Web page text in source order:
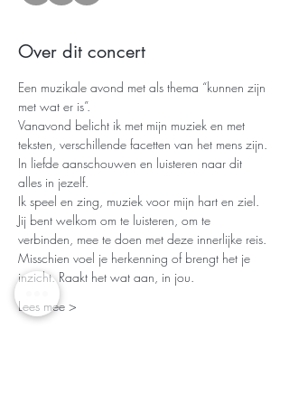
Over dit concert
Een muzikale avond met als thema “kunnen zijn
met wat er is”.
Vanavond belicht ik met mijn muziek en met
teksten, verschillende facetten van het mens zijn.
In liefde aanschouwen en luisteren naar dit
alles in jezelf.
Ik speel en zing, muziek voor mijn hart en ziel.
Jij bent welkom om te luisteren, om te
verbinden, mee te doen met deze innerlijke reis.
Misschien voel je herkenning of brengt het je
inzicht. Raakt het wat aan, in jou.
Lees mee >